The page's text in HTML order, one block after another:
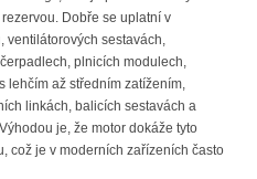
Dobře se uplatní v
sestavách,
plnicích modulech,
lehčím až středním zatížením,
linkách, balicích sestavách a
je, že motor dokáže tyto
což je v moderních zařízeních často